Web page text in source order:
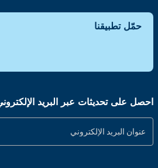
حمّل تطبيقنا
احصل على تحديثات عبر البريد